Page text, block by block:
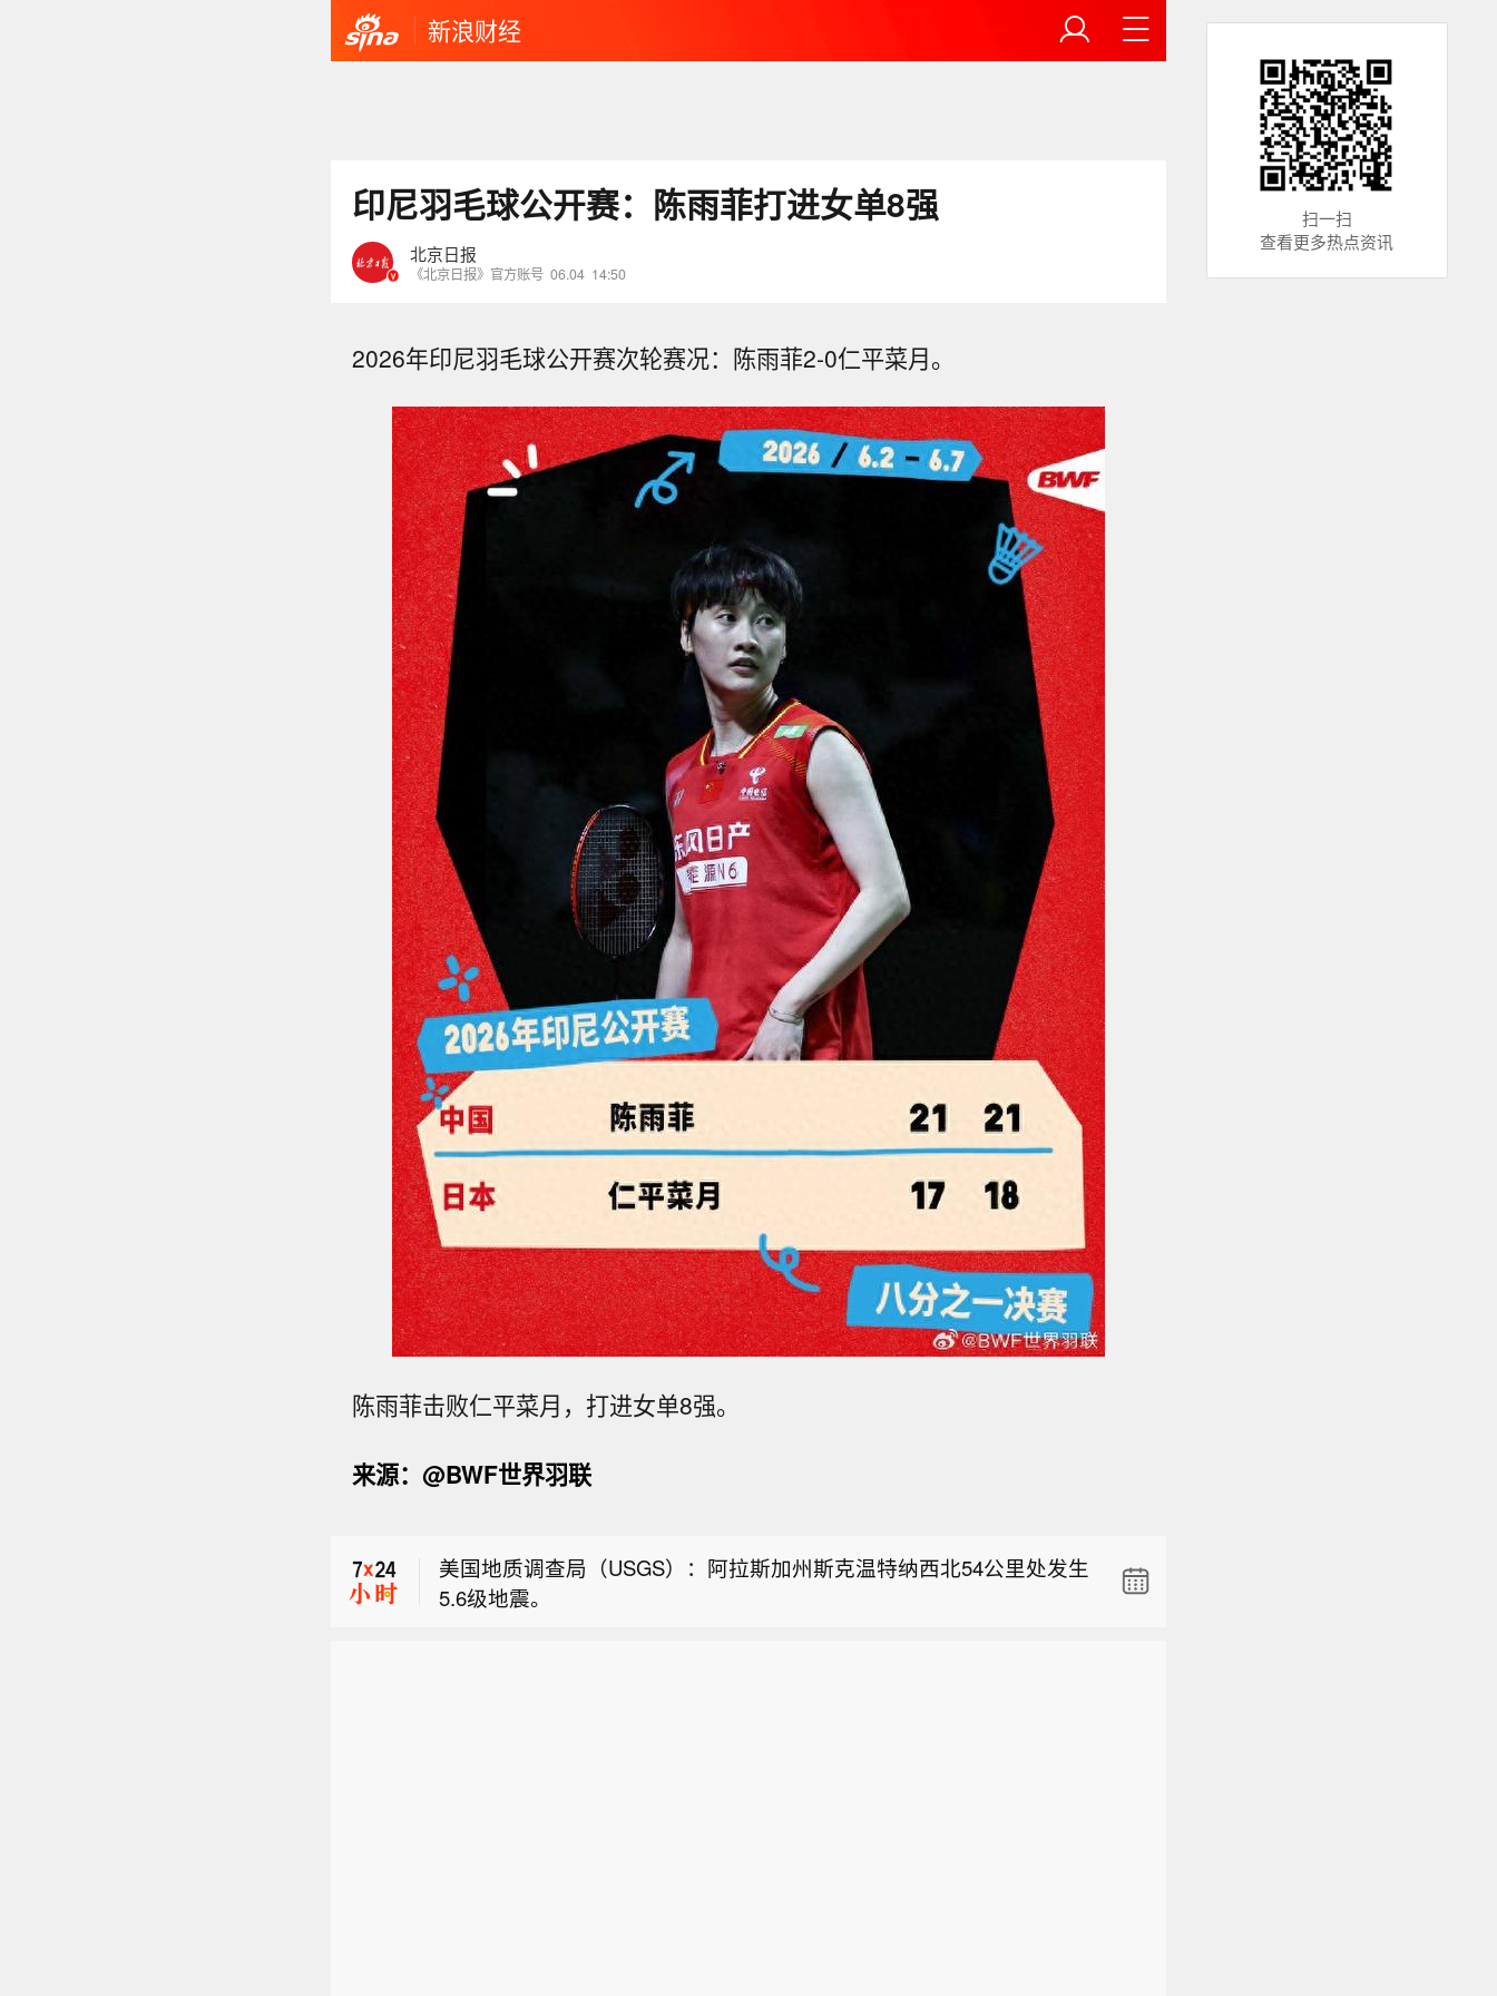
新浪财经
印尼羽毛球公开赛：陈雨菲打进女单8强
北京日报
《北京日报》官方账号 06.04 14:50
2026年印尼羽毛球公开赛次轮赛况：陈雨菲2-0仁平菜月。
陈雨菲击败仁平菜月，打进女单8强。
来源：@BWF世界羽联
美国地质调查局（USGS）：阿拉斯加州斯克温特纳西北54公里处发生
5.6级地震。
2.35度，西经152.25度）发生5.2级地震，震源深度10千米。
能会见加拿大养老基金投资公司总裁兼首席执行官约翰·格雷厄姆，双
方就全球经济金融形势、中国宏观经济政策、加拿大养老基金投资公
美国地质调查局（USGS）：阿拉斯加州斯克温特纳西北54公里处发生
5.6级地震。
扫一扫
查看更多热点资讯